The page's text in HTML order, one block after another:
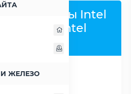
ЖЕЛЕЗО
процессоры Intel
2970M и Intel
M 730